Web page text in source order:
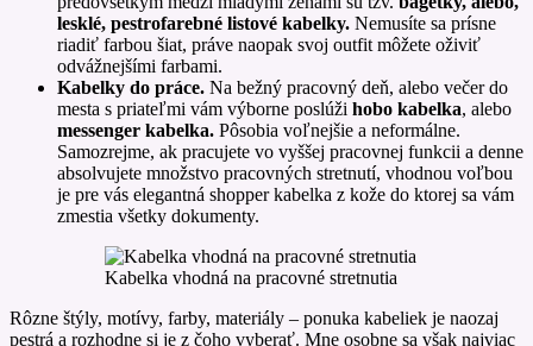
lesklé, pestrofarebné listové kabelky. Nemusíte sa prísne
riadiť farbou šiat, práve naopak svoj outfit môžete oživiť
odvážnejšími farbami.
Kabelky do práce. Na bežný pracovný deň, alebo večer do
mesta s priateľmi vám výborne poslúži hobo kabelka, alebo
messenger kabelka. Pôsobia voľnejšie a neformálne.
Samozrejme, ak pracujete vo vyššej pracovnej funkcii a denne
absolvujete množstvo pracovných stretnutí, vhodnou voľbou
je pre vás elegantná shopper kabelka z kože do ktorej sa vám
zmestia všetky dokumenty.
Kabelka vhodná na pracovné stretnutia
Rôzne štýly, motívy, farby, materiály – ponuka kabeliek je naozaj
pestrá a rozhodne si je z čoho vyberať. Mne osobne sa však najviac